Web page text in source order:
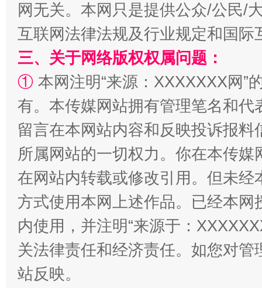
解纷+调解+退费，一次搞定
站台名比不上好声名
网无关。本网只是提供公众/公民/
互联网法律法规及行业规定和国
三、关于网络版权权属问题：
① 本网注明“来源：XXXXXXX网”
有。本传媒网站拥有管理笔名和
留言在本网站内容和反映投诉报
所属网站的一切权力。你在本传
在网站内转载或修改引用。但未
方式使用本网上述作品。已经本
内使用，并注明“来源于：
关法律责任和经济责任。如您对
站反映。